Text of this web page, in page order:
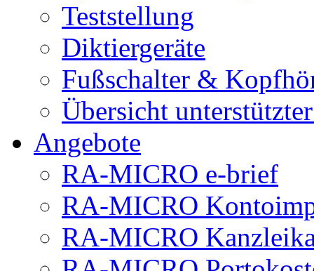
Teststellung
Diktiergeräte
Fußschalter &
Übersicht
Angebote
RA-MICRO e-brief
RA-MICRO
RA-MICRO